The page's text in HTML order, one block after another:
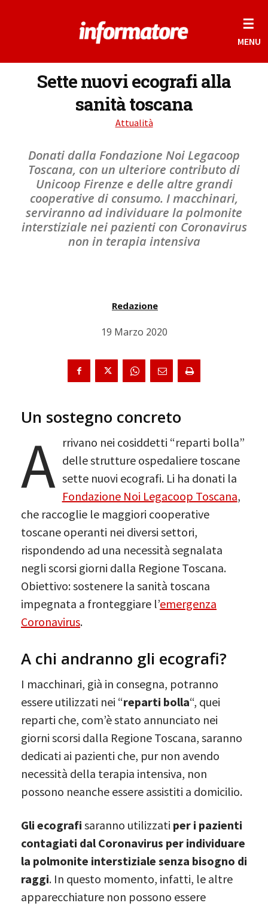
☰
MENU
Sette nuovi ecografi alla
sanità toscana
Attualità
Donati dalla Fondazione Noi Legacoop
Toscana, con un ulteriore contributo di
Unicoop Firenze e delle altre grandi
cooperative di consumo. I macchinari,
serviranno ad individuare la polmonite
interstiziale nei pazienti con Coronavirus
non in terapia intensiva
Redazione
19 Marzo 2020
Un sostegno concreto
A rrivano nei cosiddetti “reparti bolla”
delle strutture ospedaliere toscane
sette nuovi ecografi. Li ha donati la
Fondazione Noi Legacoop Toscana,
che raccoglie le maggiori cooperative
toscane operanti nei diversi settori,
rispondendo ad una necessità segnalata
negli scorsi giorni dalla Regione Toscana.
Obiettivo: sostenere la sanità toscana
impegnata a fronteggiare l’emergenza
Coronavirus.
A chi andranno gli ecografi?
I macchinari, già in consegna, potranno
essere utilizzati nei “reparti bolla“, quei
reparti che, com’è stato annunciato nei
giorni scorsi dalla Regione Toscana, saranno
dedicati ai pazienti che, pur non avendo
necessità della terapia intensiva, non
possono neanche essere assistiti a domicilio.
Gli ecografi saranno utilizzati per i pazienti
contagiati dal Coronavirus per individuare
la polmonite interstiziale senza bisogno di
raggi. In questo momento, infatti, le altre
apparecchiature non possono essere